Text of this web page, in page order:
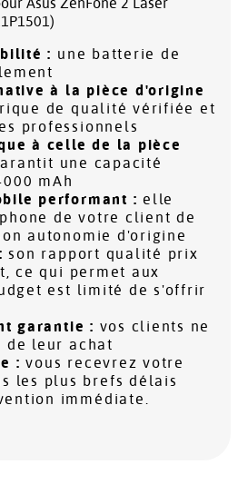
Asus ZenFone 2 Laser
: une batterie de
à la pièce d'origine
de qualité vérifiée et
professionnels
à celle de la pièce
une capacité
mAh
performant : elle
de votre client de
autonomie d'origine
son rapport qualité prix
ce qui permet aux
est limité de s'offrir
garantie : vos clients ne
de leur achat
: vous recevrez votre
les plus brefs délais
immédiate.